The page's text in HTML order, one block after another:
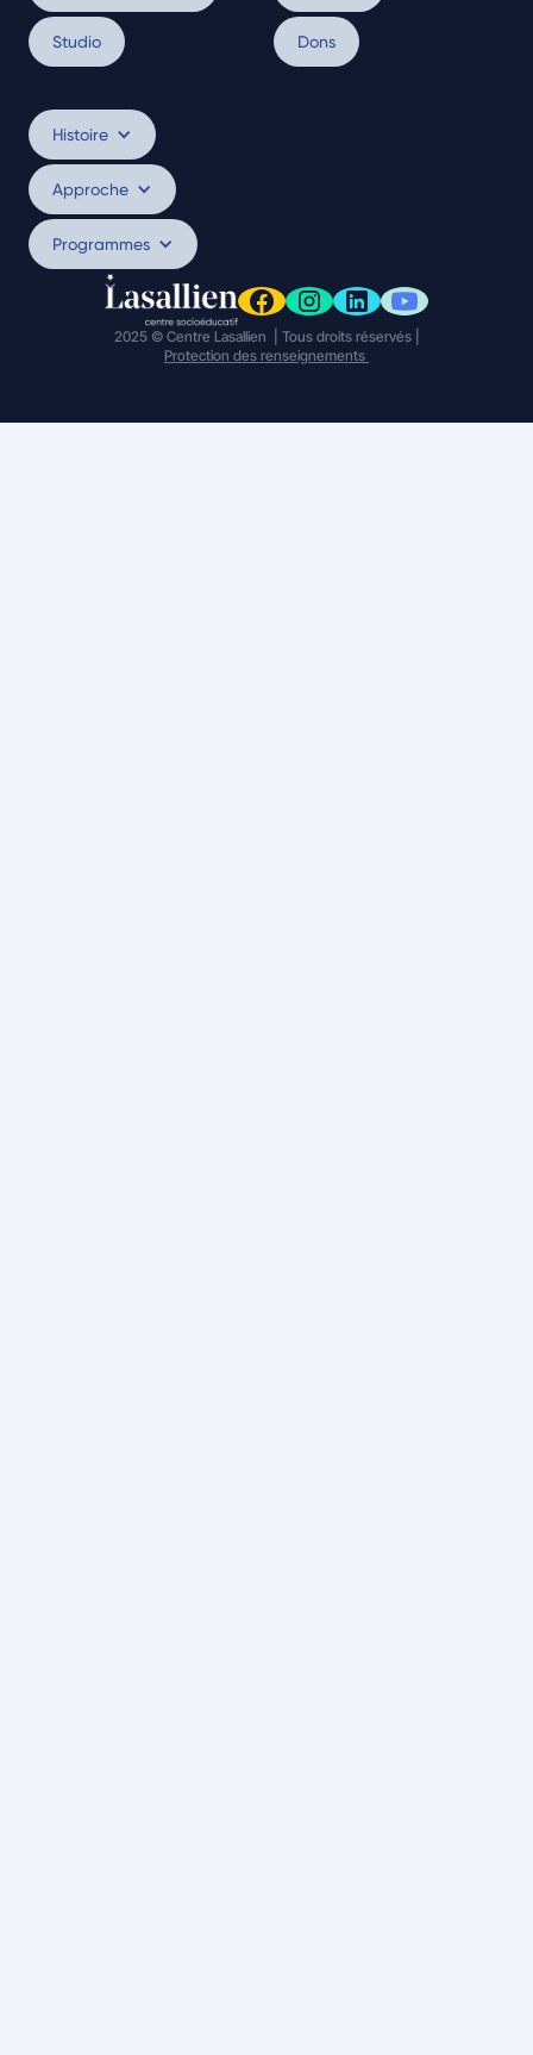
Histoire
Approche
Programmes
Studio Dons
2025 © Centre Lasallien | Tous droits réservés |
Protection des renseignements